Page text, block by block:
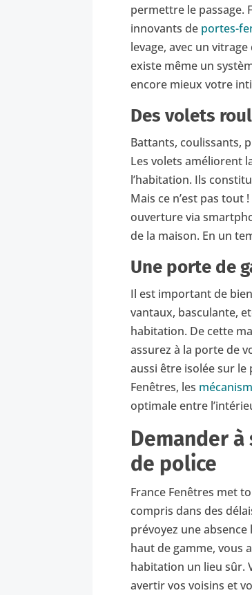
permettre le passage.
innovants de portes-
levage, avec un
existe même un
encore mieux votre
Des volets
Battants, coulissants,
Les volets améliorent
l’habitation. Ils
Mais ce n’est pas
ouverture via
de la maison. En un
Une porte de
Il est important de
vantaux, basculante,
habitation. De cette
assurez à la porte de
aussi être isolée sur
Fenêtres, les
optimale entre
Demander
de police
France Fenêtres met
compris dans des
prévoyez une
haut de gamme, vous
habitation un lieu sûr.
avertir vos voisins et